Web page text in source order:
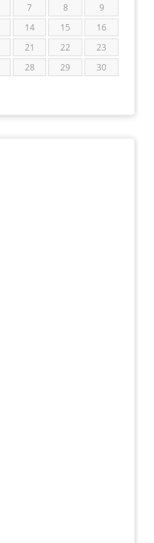
7 8
9
14 15
16
21 22
23
28 29
30